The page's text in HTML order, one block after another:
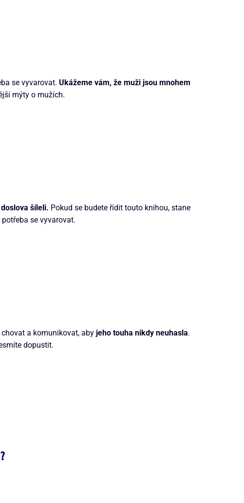
se vyvarovat. Ukážeme vám, že muži jsou mnohem
mýty o mužích.
šíleli. Pokud se budete řídit touto knihou, stane
se vyvarovat.
a komunikovat, aby jeho touha nikdy neuhasla.
dopustit.